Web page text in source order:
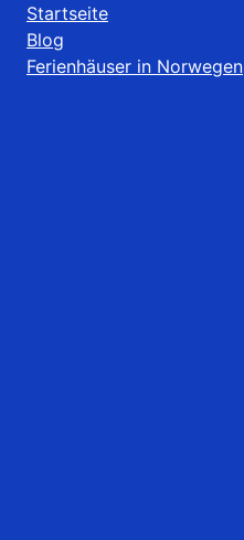
Startseite
Blog
Ferienhäuser in Norwegen